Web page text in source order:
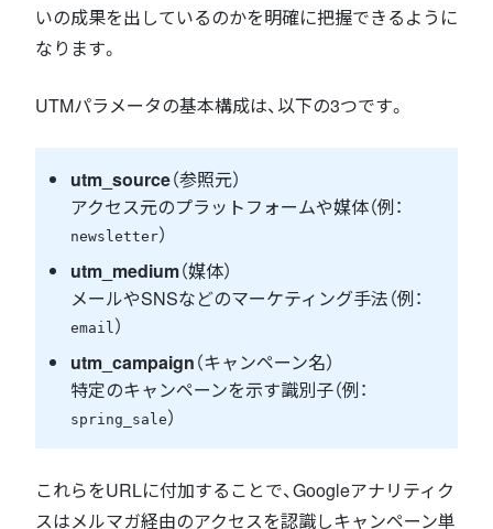
いの成果を出しているのかを明確に把握できるように
なります。
UTMパラメータの基本構成は、以下の3つです。
utm_source（参照元）
アクセス元のプラットフォームや媒体（例：
newsletter）
utm_medium（媒体）
メールやSNSなどのマーケティング手法（例：
email ）
utm_campaign（キャンペーン名）
特定のキャンペーンを示す識別子（例：
spring_sale）
これらをURLに付加することで、Googleアナリティク
スはメルマガ経由のアクセスを認識しキャンペーン単